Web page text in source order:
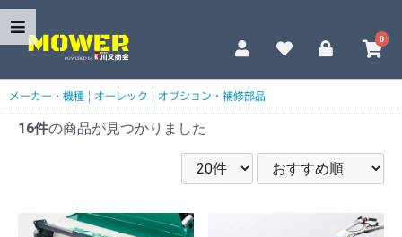
0
メーカー・機種 | オーレック | オプション・補修部品
16件の商品が見つかりました